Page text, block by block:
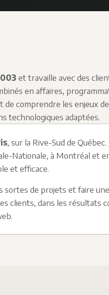
et travaille avec des
en affaires,
comprendre les enjeux
technologiques adaptées.
, sur la Rive-Sud de
Nationale, à Montréal et
et efficace.
sortes de projets et faire
clients, dans les résultats